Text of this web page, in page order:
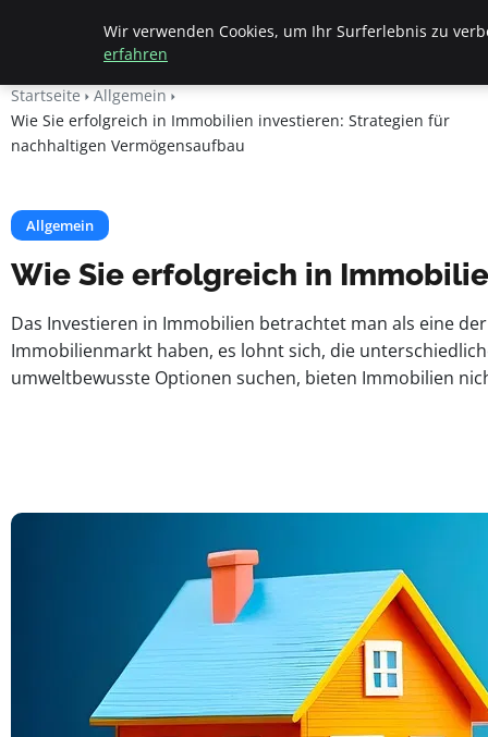
Apemania Shop
Startseite
Allgemein
Wie Sie erfolgreich in Immobilien investieren: Strategien für
nachhaltigen Vermögensaufbau
Allgemein
Wie Sie erfolgreich in
Das Investieren in Immobilien betrachtet man als eine
Immobilienmarkt haben, es lohnt sich, die
umweltbewusste Optionen suchen, bieten Immobilien
Wir verwenden Cookies, um Ihr Surferlebnis zu
erfahren